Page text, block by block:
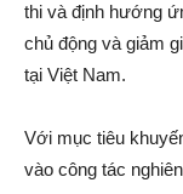
thi và định hướng
chủ động và giảm
tại Việt Nam.
Với mục tiêu
vào công tác